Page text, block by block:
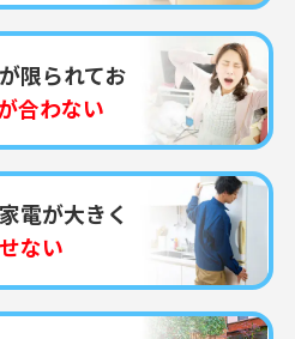
限られてお
合わない
電が大きく
ない